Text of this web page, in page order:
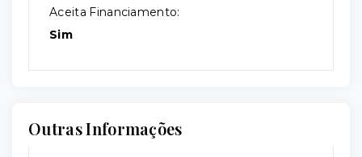
Aceita Financiamento:
Sim
Outras Informações